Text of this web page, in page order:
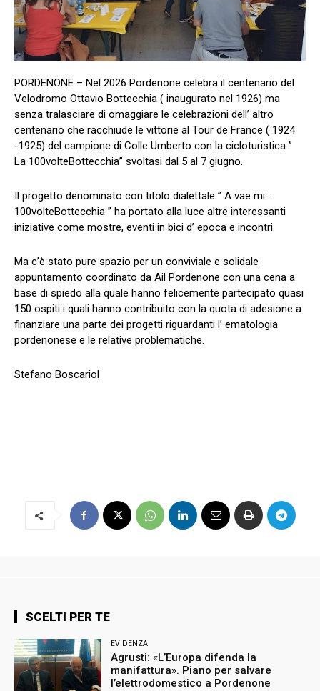
PORDENONE – Nel 2026 Pordenone celebra il centenario del
Velodromo Ottavio Bottecchia ( inaugurato nel 1926) ma
senza tralasciare di omaggiare le celebrazioni dell’ altro
centenario che racchiude le vittorie al Tour de France ( 1924
-1925) del campione di Colle Umberto con la cicloturistica ”
La 100volteBottecchia” svoltasi dal 5 al 7 giugno.
Il progetto denominato con titolo dialettale ” A vae mi…
100volteBottecchia ” ha portato alla luce altre interessanti
iniziative come mostre, eventi in bici d’ epoca e incontri.
Ma c’è stato pure spazio per un conviviale e solidale
appuntamento coordinato da Ail Pordenone con una cena a
base di spiedo alla quale hanno felicemente partecipato quasi
150 ospiti i quali hanno contribuito con la quota di adesione a
finanziare una parte dei progetti riguardanti l’ ematologia
pordenonese e le relative problematiche.
Stefano Boscariol
SCELTI PER TE
EVIDENZA
Agrusti: «L’Europa difenda la
manifattura». Piano per salvare
l’elettrodomestico a Pordenone